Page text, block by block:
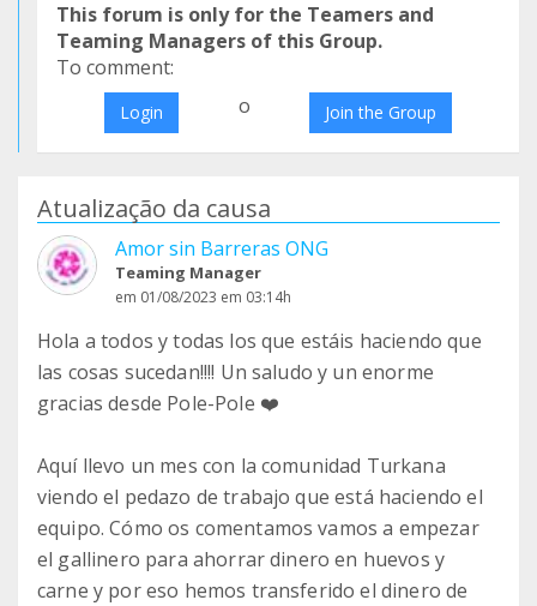
This forum is only for the Teamers and
Teaming Managers of this Group.
To comment:
Login o Join the Group
Atualização da causa
Amor sin Barreras ONG
Teaming Manager
em 01/08/2023 em 03:14h
Hola a todos y todas los que estáis haciendo que
las cosas sucedan!!!! Un saludo y un enorme
gracias desde Pole-Pole ❤️
Aquí llevo un mes con la comunidad Turkana
viendo el pedazo de trabajo que está haciendo el
equipo. Cómo os comentamos vamos a empezar
el gallinero para ahorrar dinero en huevos y
carne y por eso hemos transferido el dinero de